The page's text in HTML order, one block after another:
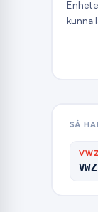
kunna
SÅ